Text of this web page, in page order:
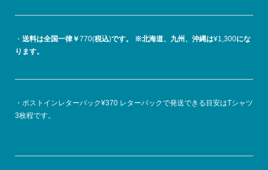
・ 送料は全国一律￥770(税込)です。 ※北海道、九州、沖縄は¥1,300にな
ります。
・ポストインレターパック¥370 レターパックで発送できる目安はTシャツ
3枚程です。